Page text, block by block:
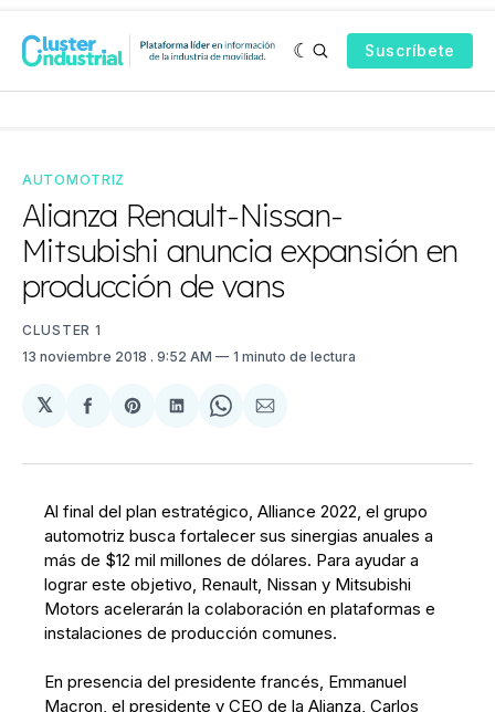
Suscríbete
AUTOMOTRIZ
Alianza Renault-Nissan-
Mitsubishi anuncia expansión en
producción de vans
CLUSTER 1
13 noviembre 2018 . 9:52 AM 1 minuto de lectura
𝕏
Compartir
Facebook
Share
Pinterest
Compartir
LinkedIn
Share
WhatsApp
Compartir
Email
Al final del plan estratégico, Alliance 2022, el grupo
automotriz busca fortalecer sus sinergias anuales a
más de $12 mil millones de dólares. Para ayudar a
lograr este objetivo, Renault, Nissan y Mitsubishi
Motors acelerarán la colaboración en plataformas e
instalaciones de producción comunes.
En presencia del presidente francés, Emmanuel
Macron, el presidente y CEO de la Alianza, Carlos